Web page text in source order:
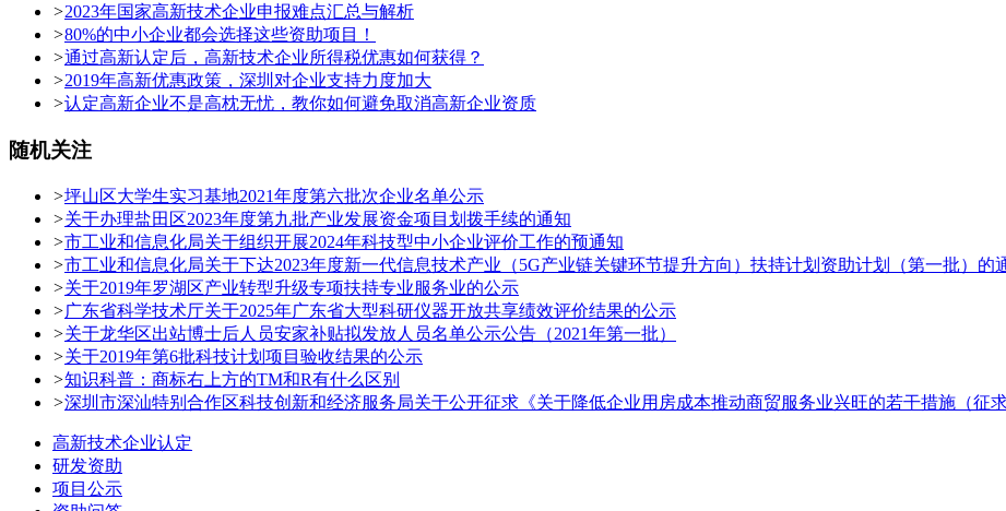
>2023年国家高新技术企业申报难点汇总与解析
>80%的中小企业都会选择这些资助项目！
>通过高新认定后，高新技术企业所得税优惠如何获得？
>2019年高新优惠政策，深圳对企业支持力度加大
>认定高新企业不是高枕无忧，教你如何避免取消高新企业资质
随机关注
>坪山区大学生实习基地2021年度第六批次企业名单公示
>关于办理盐田区2023年度第九批产业发展资金项目划拨手续的通知
>市工业和信息化局关于组织开展2024年科技型中小企业评价工作的预通知
>市工业和信息化局关于下达2023年度新一代信息技术产业（5G产业链关键环节提升方向）扶持计划资助计划（第一批）的
>关于2019年罗湖区产业转型升级专项扶持专业服务业的公示
>广东省科学技术厅关于2025年广东省大型科研仪器开放共享绩效评价结果的公示
>关于龙华区出站博士后人员安家补贴拟发放人员名单公示公告（2021年第一批）
>关于2019年第6批科技计划项目验收结果的公示
>知识科普：商标右上方的TM和R有什么区别
>深圳市深汕特别合作区科技创新和经济服务局关于公开征求《关于降低企业用房成本推动商贸服务业兴旺的若干措施（征
高新技术企业认定
研发资助
项目公示